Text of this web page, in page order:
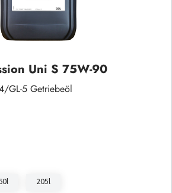
Uni S 75W-90
GL-5 Getriebeöl
205l